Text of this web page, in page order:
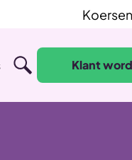
Koersen
Klant